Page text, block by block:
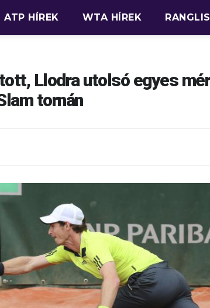
ATP HÍREK WTA HÍREK
Llodra utolsó egyes
tornán